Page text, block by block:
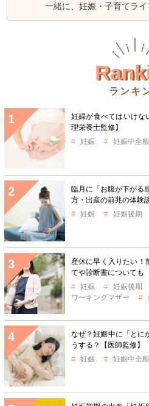
一緒に、妊娠・子育てラ
ランキ
妊婦が食べてはいけな
理栄養士監修】
妊娠
妊娠中全般
臨月に「お腹が下がる
方・出産の前兆の体験
妊娠
妊娠後期
産休に早く入りたい！
てや診断書についても
妊娠
妊娠後期
ワーキングマザー
なぜ？妊娠中に「とに
うする？【医師監修】
妊娠
妊娠中全般